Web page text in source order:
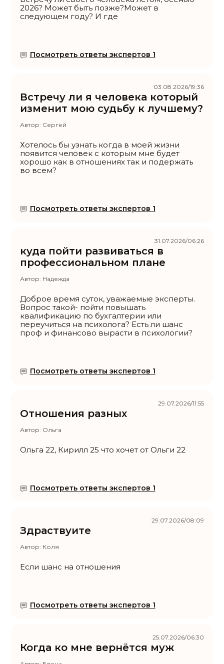
2026? Может быть позже?Может в
следующем году? И где
Посмотреть ответы экспертов 1
Встречу ли я человека который
изменит мою судьбу к лучшему?
Автор: Сергей
Хотелось бы узнать когда в моей жизни
появится человек с которым мне будет
хорошо как в отношениях так и подержать
во всем?
Посмотреть ответы экспертов 1
03.08.2026/19:36
куда пойти развиваться в
профессиональном плане
Автор: Надежда
Доброе время суток, уважаемые эксперты.
Вопрос такой- пойти повышать
квалификацию по бухгалтерии или
переучиться на психолога? Есть ли шанс
проф и финансово вырасти в психологии?
Посмотреть ответы экспертов 1
31.07.2026/06:26
Отношения разных
Автор: Ольга
Ольга 22, Кирилл 25 что хочет от Ольги 22
Посмотреть ответы экспертов 1
29.07.2026/11:55
Здраствуите
Автор: Коля
Если шанс на отношения
Посмотреть ответы экспертов 1
29.07.2026/08:09
Когда ко мне вернётся муж
25.07.2026/06:30